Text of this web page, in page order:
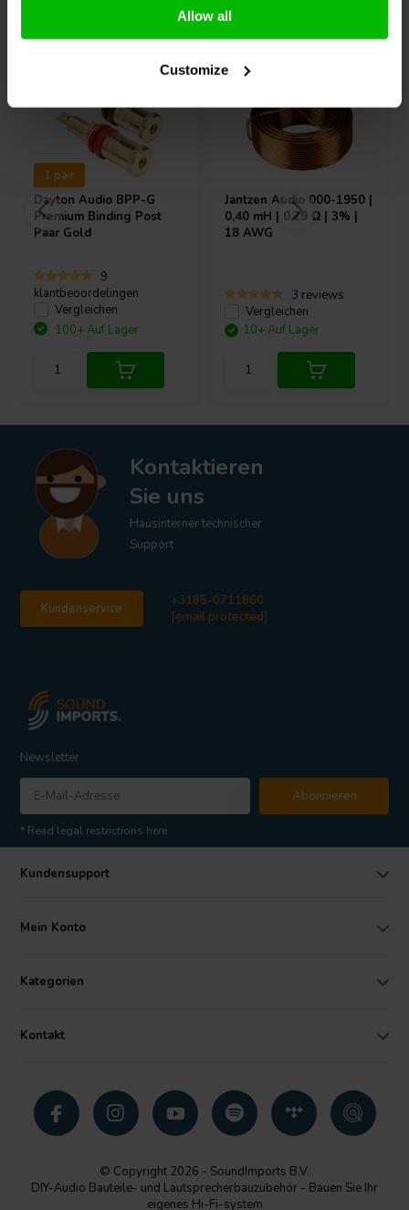
Allow all
Customize
Andere Kunden kauften auch
1 pair
Dayton Audio BPP-G
Premium Binding Post
Paar Gold
9
klantbeoordelingen
Vergleichen
100+ Auf Lager
Jantzen Audio 000-1950 |
0,40 mH | 0,29 Ω | 3% |
18 AWG
3 reviews
Vergleichen
10+ Auf Lager
Kontaktieren
Sie uns
Hausinterner technischer
Support
Kundenservice
+3185-0711860
[email protected]
Newsletter
Abonnieren
* Read legal restrictions here
Kundensupport
Mein Konto
Kategorien
Kontakt
© Copyright 2026 - SoundImports B.V.
DIY-Audio Bauteile- und Lautsprecherbauzubehör - Bauen Sie Ihr
eigenes Hi-Fi-system